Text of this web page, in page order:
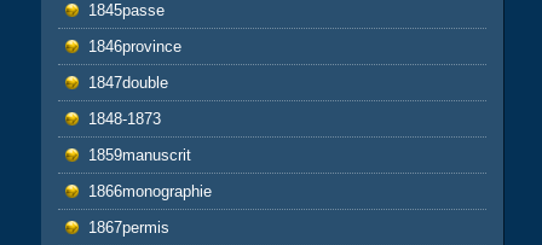
1845passe
1846province
1847double
1848-1873
1859manuscrit
1866monographie
1867permis